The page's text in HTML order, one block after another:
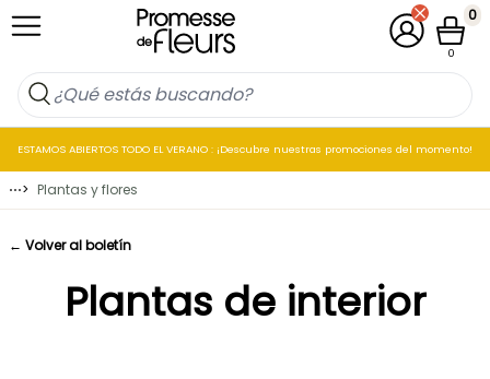
Ir al contenido Mi cuenta
Cesta
0
0
ESTAMOS ABIERTOS TODO EL VERANO : ¡Descubre nuestras promociones del momento!
⋯> Plantas y flores
Plantas de interior
← Volver al boletín